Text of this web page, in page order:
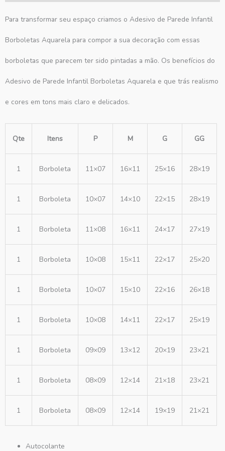
Para transformar seu espaço criamos o Adesivo de Parede Infantil
Borboletas Aquarela para compor a sua decoração com essas
borboletas que parecem ter sido pintadas a mão. Os benefícios do
Adesivo de Parede Infantil Borboletas Aquarela e que trás realismo
e cores em tons mais claro e delicados.
Qte Itens P M G GG
1 Borboleta 11×07 16×11 25×16 28×19
1 Borboleta 10×07 14×10 22×15 28×19
1 Borboleta 11×08 16×11 24×17 27×19
1 Borboleta 10×08 15×11 22×17 25×20
1 Borboleta 10×07 15×10 22×16 26×18
1 Borboleta 10×08 14×11 22×17 25×19
1 Borboleta 09×09 13×12 20×19 23×21
1 Borboleta 08×09 12×14 21×18 23×21
1 Borboleta 08×09 12×14 19×19 21×21
Autocolante